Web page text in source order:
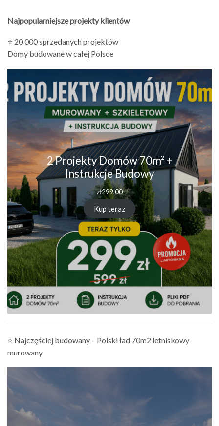
Najpopularniejsze projekty klientów
⭐ 20 000 sprzedanych projektów
Domy budowane w całej Polsce
2 Projekty Domów 70m² +
Instrukcje Budowy
zł299.00
Kup teraz
⭐ Najczęściej budowany – Polski ład 70m2 letniskowy
murowany